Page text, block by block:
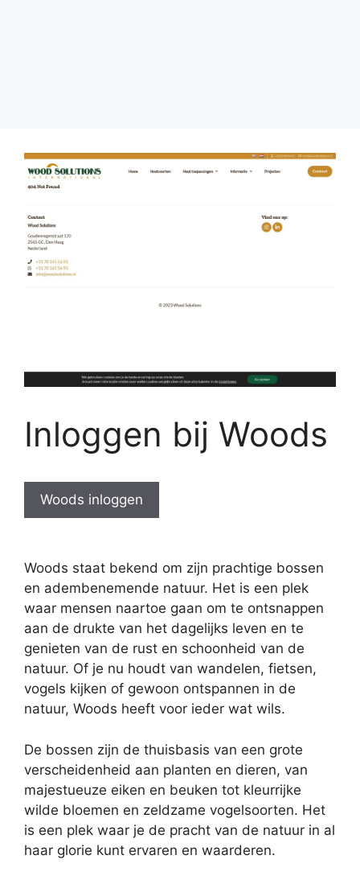
Inloggen bij Woods
Woods inloggen
Woods staat bekend om zijn prachtige bossen
en adembenemende natuur. Het is een plek
waar mensen naartoe gaan om te ontsnappen
aan de drukte van het dagelijks leven en te
genieten van de rust en schoonheid van de
natuur. Of je nu houdt van wandelen, fietsen,
vogels kijken of gewoon ontspannen in de
natuur, Woods heeft voor ieder wat wils.
De bossen zijn de thuisbasis van een grote
verscheidenheid aan planten en dieren, van
majestueuze eiken en beuken tot kleurrijke
wilde bloemen en zeldzame vogelsoorten. Het
is een plek waar je de pracht van de natuur in al
haar glorie kunt ervaren en waarderen.